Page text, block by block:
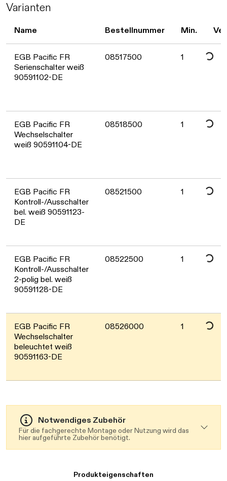
Varianten
Name Bestellnummer Min.
EGB Pacific FR
Serienschalter weiß
90591102-DE
08517500 1
EGB Pacific FR
Wechselschalter
weiß 90591104-DE
08518500 1
EGB Pacific FR
Kontroll-/Ausschalter
bel. weiß 90591123-
DE
08521500 1
EGB Pacific FR
Kontroll-/Ausschalter
2-polig bel. weiß
90591128-DE
08522500 1
EGB Pacific FR
Wechselschalter
beleuchtet weiß
90591163-DE
08526000 1
Notwendiges Zubehör
Für die fachgerechte Montage oder Nutzung wird das
hier aufgeführte Zubehör benötigt.
Produkteigenschaften